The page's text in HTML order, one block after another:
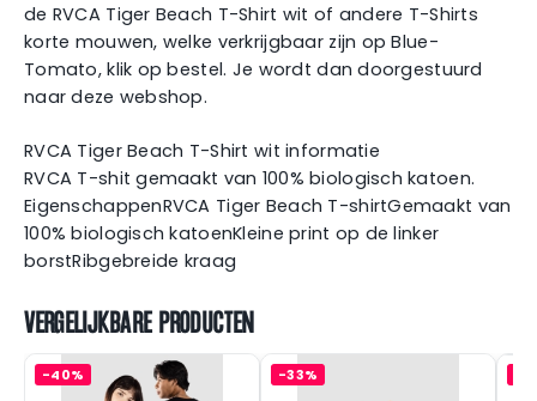
de RVCA Tiger Beach T-Shirt wit of andere T-Shirts
korte mouwen, welke verkrijgbaar zijn op Blue-
Tomato, klik op bestel. Je wordt dan doorgestuurd
naar deze webshop.
RVCA Tiger Beach T-Shirt wit informatie
RVCA T-shit gemaakt van 100% biologisch katoen.
EigenschappenRVCA Tiger Beach T-shirtGemaakt van
100% biologisch katoenKleine print op de linker
borstRibgebreide kraag
VERGELIJKBARE PRODUCTEN
-40% -33%